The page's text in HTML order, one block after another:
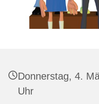
Donnerstag, 4.
Uhr